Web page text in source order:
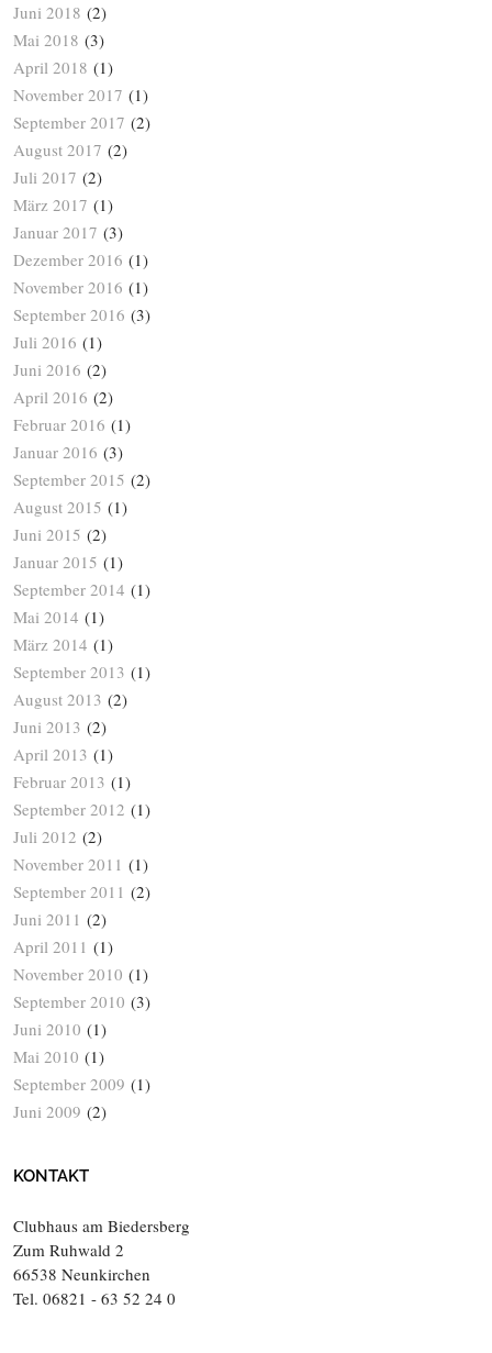
Juni 2018 (2)
Mai 2018 (3)
April 2018 (1)
November 2017 (1)
September 2017 (2)
August 2017 (2)
Juli 2017 (2)
März 2017 (1)
Januar 2017 (3)
Dezember 2016 (1)
November 2016 (1)
September 2016 (3)
Juli 2016 (1)
Juni 2016 (2)
April 2016 (2)
Februar 2016 (1)
Januar 2016 (3)
September 2015 (2)
August 2015 (1)
Juni 2015 (2)
Januar 2015 (1)
September 2014 (1)
Mai 2014 (1)
März 2014 (1)
September 2013 (1)
August 2013 (2)
Juni 2013 (2)
April 2013 (1)
Februar 2013 (1)
September 2012 (1)
Juli 2012 (2)
November 2011 (1)
September 2011 (2)
Juni 2011 (2)
April 2011 (1)
November 2010 (1)
September 2010 (3)
Juni 2010 (1)
Mai 2010 (1)
September 2009 (1)
Juni 2009 (2)
KONTAKT
Clubhaus am Biedersberg
Zum Ruhwald 2
66538 Neunkirchen
Tel. 06821 - 63 52 24 0